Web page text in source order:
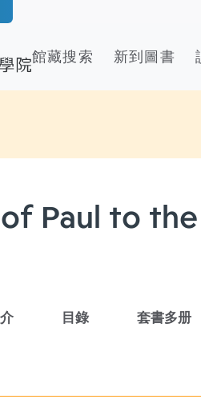
館藏搜索 新到圖書
Paul to the
目錄 套書多册